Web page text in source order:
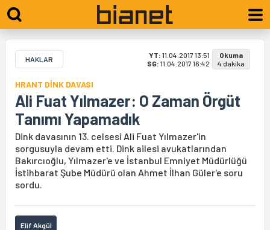
HAKLAR YT: 11.04.2017 13:51
SG: 11.04.2017 16:42
Okuma
4 dakika
HRANT DİNK DAVASI
Ali Fuat Yılmazer: O Zaman Örgüt
Tanımı Yapamadık
Dink davasının 13. celsesi Ali Fuat Yılmazer'in
sorgusuyla devam etti. Dink ailesi avukatlarından
Bakırcıoğlu, Yılmazer'e ve İstanbul Emniyet Müdürlüğü
İstihbarat Şube Müdürü olan Ahmet İlhan Güler'e soru
sordu.
Elif Akgül